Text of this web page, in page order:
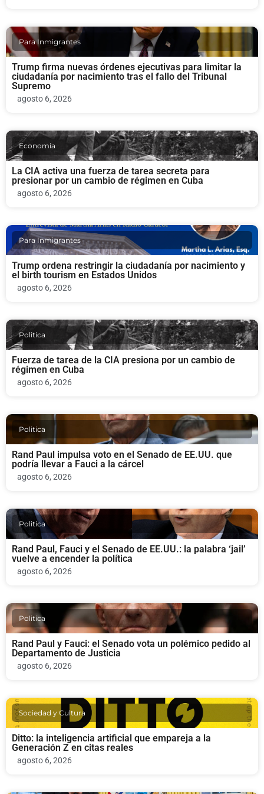
Para Inmigrantes
Trump firma nuevas órdenes ejecutivas para limitar la
ciudadanía por nacimiento tras el fallo del Tribunal
Supremo
agosto 6, 2026
Economia
La CIA activa una fuerza de tarea secreta para
presionar por un cambio de régimen en Cuba
agosto 6, 2026
Para Inmigrantes
Trump ordena restringir la ciudadanía por nacimiento y
el birth tourism en Estados Unidos
agosto 6, 2026
Politica
Fuerza de tarea de la CIA presiona por un cambio de
régimen en Cuba
agosto 6, 2026
Politica
Rand Paul impulsa voto en el Senado de EE.UU. que
podría llevar a Fauci a la cárcel
agosto 6, 2026
Politica
Rand Paul, Fauci y el Senado de EE.UU.: la palabra ‘jail’
vuelve a encender la política
agosto 6, 2026
Politica
Rand Paul y Fauci: el Senado vota un polémico pedido al
Departamento de Justicia
agosto 6, 2026
Sociedad y Cultura
Ditto: la inteligencia artificial que empareja a la
Generación Z en citas reales
agosto 6, 2026